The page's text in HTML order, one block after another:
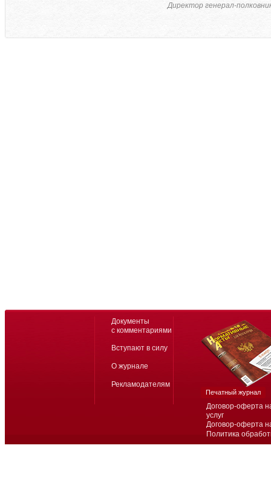
Директор генерал-
Договор-оферта
услуг
Договор-оферта
Политика
Документы
с комментариями
Вступают в силу
О журнале
Рекламодателям
Печатный журнал